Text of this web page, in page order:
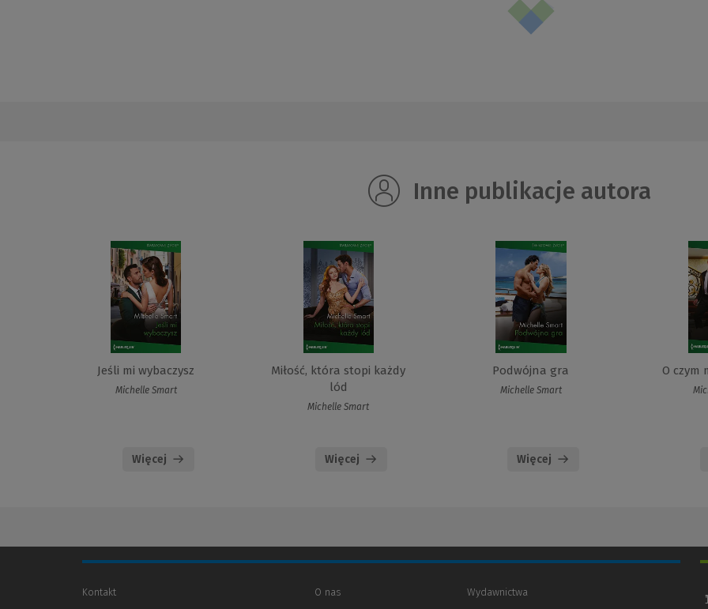
Inne publikacje autora
Jeśli mi wybaczysz
Michelle Smart
Więcej
Miłość, która stopi każdy
lód
Michelle Smart
Więcej
Podwójna gra
Michelle Smart
Więcej
O czym
Kontakt
O nas
Wydawnictwa